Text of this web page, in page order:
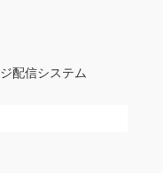
配信システム